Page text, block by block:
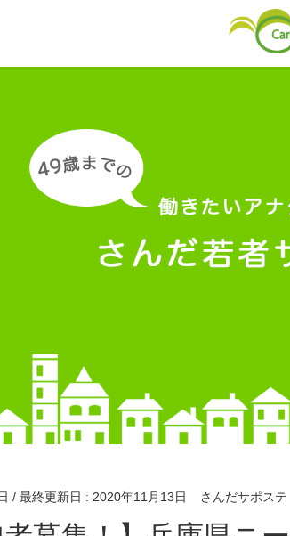
/ 最終更新日 : 2020年11月13日 さんだサポステ